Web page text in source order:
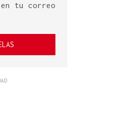
tu correo